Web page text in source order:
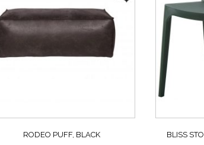
RODEO PUFF, BLACK BLISS